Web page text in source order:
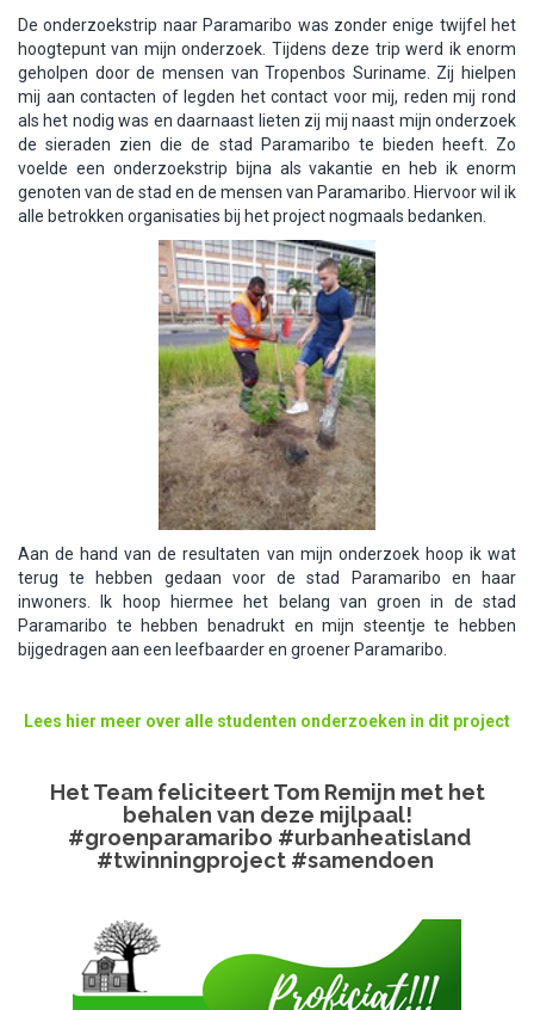
De onderzoekstrip naar Paramaribo was zonder enige twijfel het
hoogtepunt van mijn onderzoek. Tijdens deze trip werd ik enorm
geholpen door de mensen van Tropenbos Suriname. Zij hielpen
mij aan contacten of legden het contact voor mij, reden mij rond
als het nodig was en daarnaast lieten zij mij naast mijn onderzoek
de sieraden zien die de stad Paramaribo te bieden heeft. Zo
voelde een onderzoekstrip bijna als vakantie en heb ik enorm
genoten van de stad en de mensen van Paramaribo. Hiervoor wil ik
alle betrokken organisaties bij het project nogmaals bedanken.
Aan de hand van de resultaten van mijn onderzoek hoop ik wat
terug te hebben gedaan voor de stad Paramaribo en haar
inwoners. Ik hoop hiermee het belang van groen in de stad
Paramaribo te hebben benadrukt en mijn steentje te hebben
bijgedragen aan een leefbaarder en groener Paramaribo.
Lees hier meer over alle studenten onderzoeken in dit project​
Het Team feliciteert Tom Remijn met het
behalen van deze mijlpaal!
#groenparamaribo #urbanheatisland
#twinningproject #samendoen